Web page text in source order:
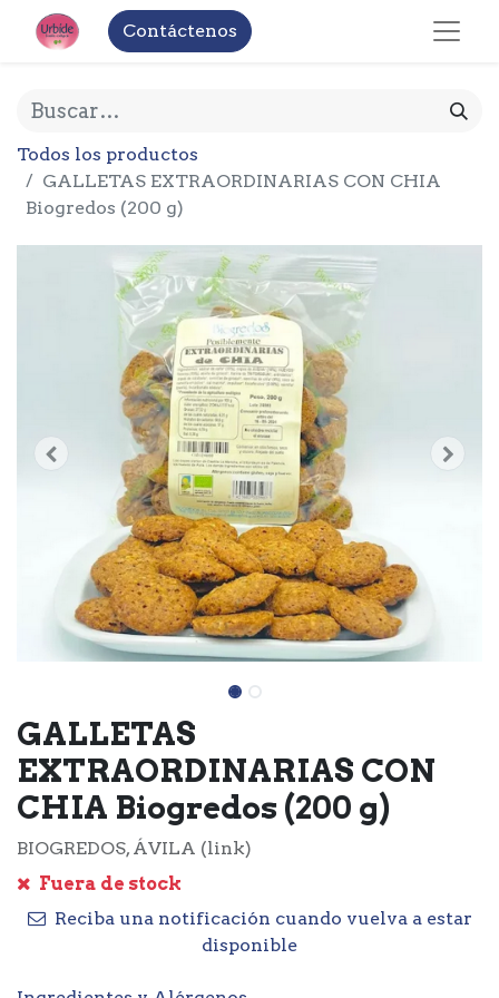
Contáctenos
Todos los productos
GALLETAS EXTRAORDINARIAS CON CHIA
Biogredos (200 g)
GALLETAS
EXTRAORDINARIAS CON
CHIA Biogredos (200 g)
BIOGREDOS, ÁVILA (link)
Fuera de stock
Reciba una notificación cuando vuelva a estar
disponible